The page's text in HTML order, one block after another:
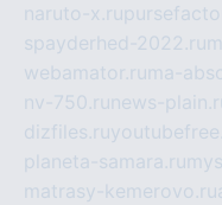
naruto-x.ru
spayderhed-2022.ru
webamator.ru ma-
nv-750.ru news-
dizfiles.ru
planeta-samara.ru
matrasy-kemerovo.ru